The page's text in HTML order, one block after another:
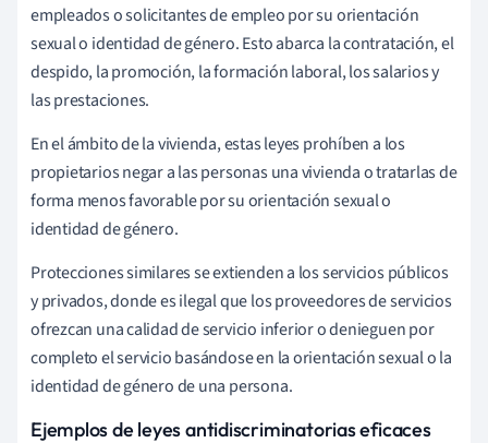
empleados o solicitantes de empleo por su orientación
sexual o identidad de género. Esto abarca la contratación, el
despido, la promoción, la formación laboral, los salarios y
las prestaciones.
En el ámbito de la vivienda, estas leyes prohíben a los
propietarios negar a las personas una vivienda o tratarlas de
forma menos favorable por su orientación sexual o
identidad de género.
Protecciones similares se extienden a los servicios públicos
y privados, donde es ilegal que los proveedores de servicios
ofrezcan una calidad de servicio inferior o denieguen por
completo el servicio basándose en la orientación sexual o la
identidad de género de una persona.
Ejemplos de leyes antidiscriminatorias eficaces